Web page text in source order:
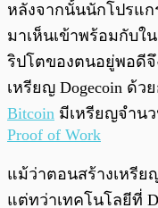
หลังจากนั้นนักโปรแก
มาเห็นเข้าพร้อมกับใ
ริปโตของตนอยู่พอดีจึ
เหรียญ Dogecoin ด้
Bitcoin มีเหรียญจำน
Proof of Work
แม้ว่าตอนสร้างเหรี
แต่ทว่าเทคโนโลยีที่